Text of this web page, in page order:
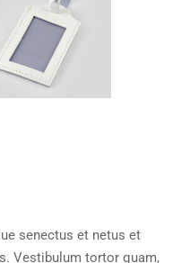
senectus et netus et
Vestibulum tortor quam,